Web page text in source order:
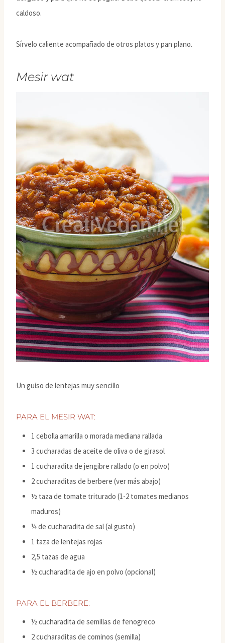
caldoso.
Sírvelo caliente acompañado de otros platos y pan plano.
Mesir wat
Un guiso de lentejas muy sencillo
PARA EL MESIR WAT:
1 cebolla amarilla o morada mediana rallada
3 cucharadas de aceite de oliva o de girasol
1 cucharadita de jengibre rallado (o en polvo)
2 cucharaditas de berbere (ver más abajo)
½ taza de tomate triturado (1-2 tomates medianos
maduros)
¼ de cucharadita de sal (al gusto)
1 taza de lentejas rojas
2,5 tazas de agua
½ cucharadita de ajo en polvo (opcional)
PARA EL BERBERE:
½ cucharadita de semillas de fenogreco
2 cucharaditas de cominos (semilla)